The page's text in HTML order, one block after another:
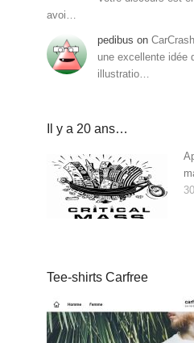
avoi…
pedibus on CarCrash
une excellente idée
illustratio…
Il y a 20 ans…
Tee-shirts Carfree